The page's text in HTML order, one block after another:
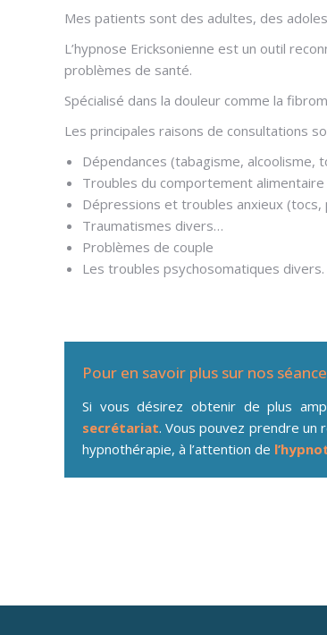
Mes patients sont des adultes, des
L’hypnose Ericksonienne est un outil
problèmes de santé.
Spécialisé dans la douleur comme la
Les principales raisons de consultations
Dépendances (tabagisme, alcoolisme,
Troubles du comportement
Dépressions et troubles anxieux
Traumatismes divers…
Problèmes de couple
Les troubles psychosomatiques divers.
Pour en savoir plus sur nos
Si vous désirez obtenir de plus
secrétariat. Vous pouvez prendre un
hypnothérapie, à l’attention de